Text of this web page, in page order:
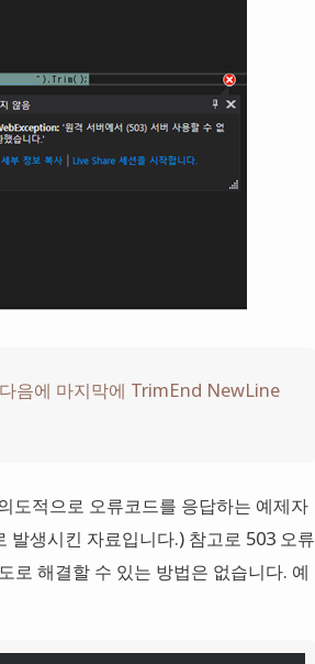
음에 마지막에 TrimEnd NewLine
도적으로 오류코드를 응답하는 예제자
발생시킨 자료입니다.) 참고로 503 오류
로 해결할 수 있는 방법은 없습니다. 예